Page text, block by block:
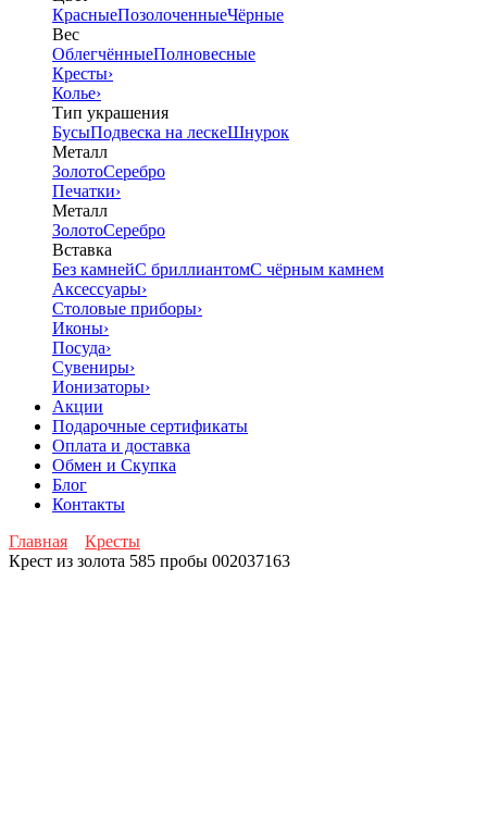
КрасныеПозолоченныеЧёрные
Вес
ОблегчённыеПолновесные
Кресты›
Колье›
Тип украшения
БусыПодвеска на лескеШнурок
Металл
ЗолотоСеребро
Печатки›
Металл
ЗолотоСеребро
Вставка
Без камнейС бриллиантомС чёрным камнем
Аксессуары›
Столовые приборы›
Иконы›
Посуда›
Сувениры›
Ионизаторы›
Акции
Подарочные сертификаты
Оплата и доставка
Обмен и Скупка
Блог
Контакты
Главная
Кресты
Крест из золота 585 пробы 002037163